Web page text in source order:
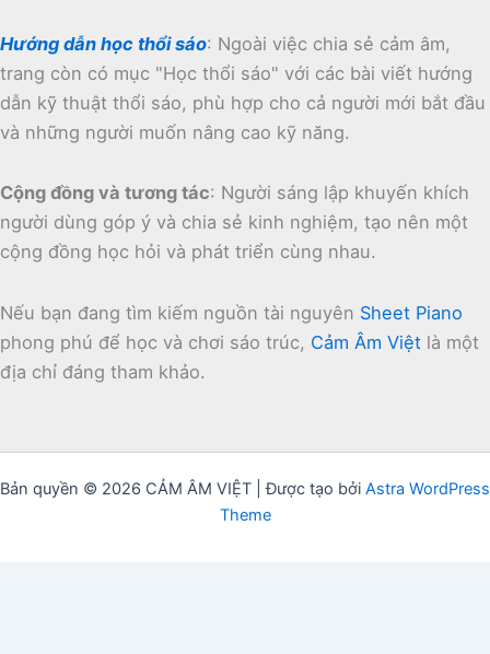
Hướng dẫn học thổi sáo: Ngoài việc chia sẻ cảm âm,
trang còn có mục "Học thổi sáo" với các bài viết hướng
dẫn kỹ thuật thổi sáo, phù hợp cho cả người mới bắt đầu
và những người muốn nâng cao kỹ năng.
Cộng đồng và tương tác: Người sáng lập khuyến khích
người dùng góp ý và chia sẻ kinh nghiệm, tạo nên một
cộng đồng học hỏi và phát triển cùng nhau.
Nếu bạn đang tìm kiếm nguồn tài nguyên Sheet Piano
phong phú để học và chơi sáo trúc, Cảm Âm Việt là một
địa chỉ đáng tham khảo.
Bản quyền © 2026 CẢM ÂM VIỆT | Được tạo bởi Astra WordPress
Theme